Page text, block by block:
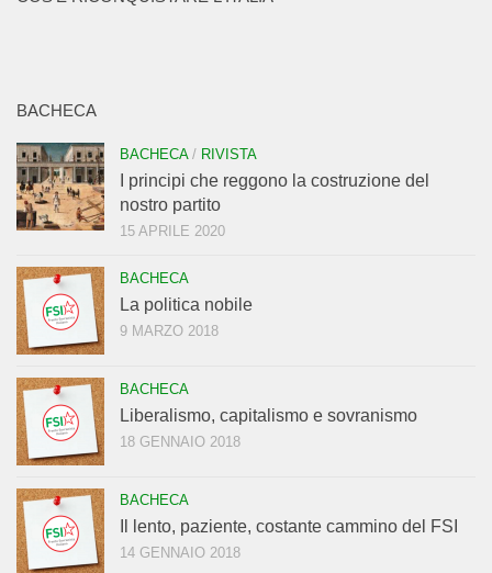
BACHECA
BACHECA/ RIVISTA
I principi che reggono la costruzione del
nostro partito
15 APRILE 2020
BACHECA
La politica nobile
9 MARZO 2018
BACHECA
Liberalismo, capitalismo e sovranismo
18 GENNAIO 2018
BACHECA
Il lento, paziente, costante cammino del FSI
14 GENNAIO 2018